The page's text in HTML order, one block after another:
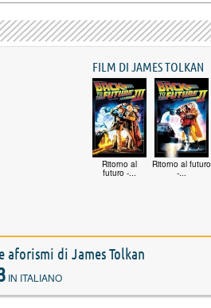
FILM DI JAMES TOLKAN
Ritorno al
futuro -...
Ritorno al futuro
-...
aforismi di James Tolkan
IN ITALIANO